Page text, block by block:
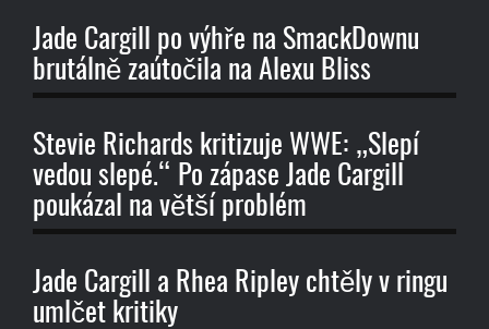
Jade Cargill po výhře na SmackDownu
brutálně zaútočila na Alexu Bliss
Stevie Richards kritizuje WWE: „Slepí
vedou slepé.“ Po zápase Jade Cargill
poukázal na větší problém
Jade Cargill a Rhea Ripley chtěly v ringu
umlčet kritiky